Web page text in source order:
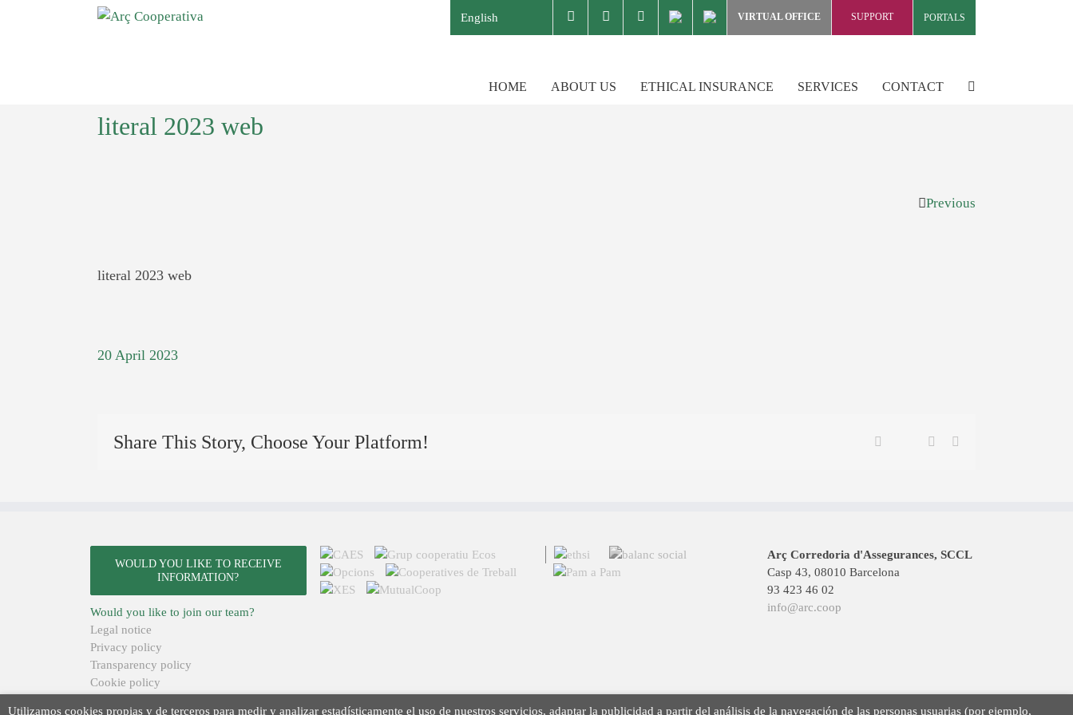
English VIRTUAL OFFICE SUPPORT PORTALS
HOME ABOUT US ETHICAL INSURANCE SERVICES CONTACT
literal 2023 web
Previous
literal 2023 web
20 April 2023
Share This Story, Choose Your Platform! Facebook
TwitterLinkedin
WOULD YOU LIKE TO RECEIVE
INFORMATION?
Would you like to join our team?
Legal notice
Privacy policy
Transparency policy
Cookie policy
Arç Corredoria d'Assegurances, SCCL
Casp 43, 08010 Barcelona
93 423 46 02
info@arc.coop
Utilizamos cookies propias y de terceros para medir y analizar estadísticamente el uso de nuestros servicios, adaptar la publicidad a partir del análisis de la navegación de las personas usuarias (por ejemplo,